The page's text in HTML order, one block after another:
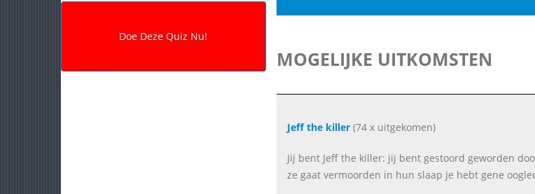
MOGELIJKE UITKOMSTEN
Jeff the killer(74 x uitgekomen)
Jij bent Jeff the killer: jij bent gestoord geworden
ze gaat vermoorden in hun slaap je hebt gene